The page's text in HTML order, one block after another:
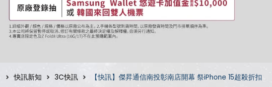
快訊新知 3C快訊 【快訊】傑昇通信南投彰南店開幕 祭iPhone 15超殺折扣